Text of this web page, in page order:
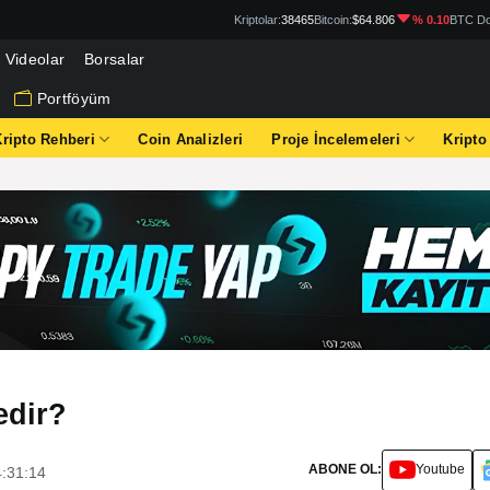
Kriptolar:38465Bitcoin:$64.806 % 0.10BTC
Videolar Borsalar
Portföyüm
Rehberi Coin Analizleri Proje İncelemeleri Kripto
ABONE OL: Youtube